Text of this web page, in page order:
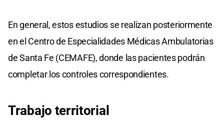
En general, estos estudios se realizan posteriormente
en el Centro de Especialidades Médicas Ambulatorias
de Santa Fe (CEMAFE), donde las pacientes podrán
completar los controles correspondientes.
Trabajo territorial